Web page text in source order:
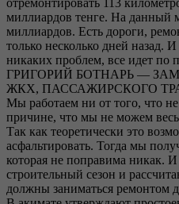
миллиардов тенге. На данный
миллиардов. Есть дороги,
только несколько дней назад.
никаких проблем, все идет по
ГРИГОРИЙ БОТНАРЬ —
ЖКХ, ПАССАЖИРСКОГО
Мы работаем ни от того, что
причине, что мы не можем
Так как теоретически это
асфальтировать. Тогда мы
которая не поправима никак.
строительный сезон и
должны заниматься ремонтом